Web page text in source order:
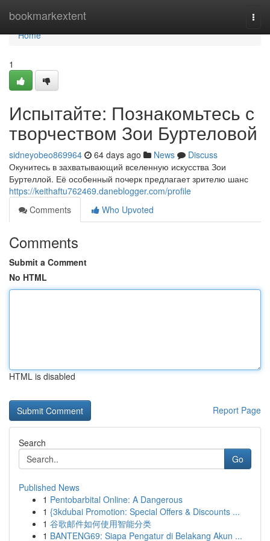
bookmarkextent
Home
Home
1
Испытайте: Познакомьтесь с
творчеством Зои Буртеловой
sidneyobeo869964 64 days ago News
Discuss
Окунитесь в захватывающий вселенную искусства Зои
Буртеллой. Её особенный почерк предлагает зрителю шанс
https://keithaftu762469.daneblogger.com/profile
Comments
Who Upvoted
Comments
Submit a Comment
No HTML
HTML is disabled
Report Page
Search
Go
Published News
1 Pentobarbital Online: A Dangerous
1 {3kdubai Promotion: Special Offers & Discounts ...
1 谷歌邮件如何使用智能分类
1 BANTENG69: Siapa Pengatur di Belakang Akun ...